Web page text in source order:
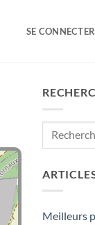
SE CONNECTER
Meilleurs